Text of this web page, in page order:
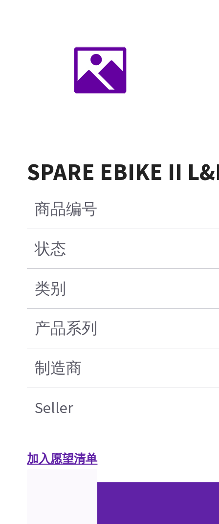
SPARE EBIKE II
商品编号
状态
类别
产品系列
制造商
Seller
加入愿望清单